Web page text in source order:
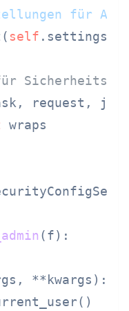
für
self .settings)
wraps
(f
**kwargs ):